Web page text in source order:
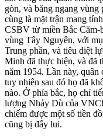
gòn, và băng ngang vùng
cùng là mặt trận mang
CSBV từ miền Bắc Căm-
vùng Tây Nguyên, với
Trung phần, và tiêu diệt
Minh đã thực hiện, và đã
năm 1954. Lần này, quân
tuy nhiên sau đó họ đã
nào. Ở phía bắc, họ chỉ
lượng Nhảy Dù của
chiếm được một số tiền
cũng bị đẩy lui.